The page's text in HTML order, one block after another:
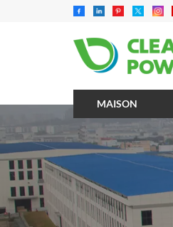
MAISON